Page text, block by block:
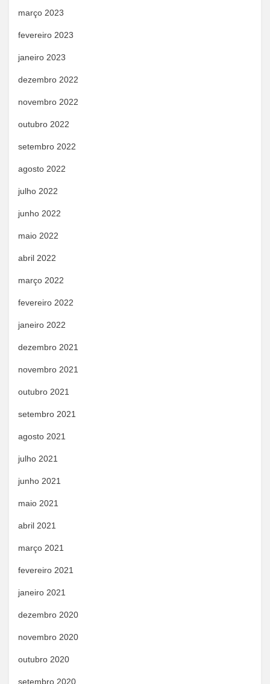
março 2023
fevereiro 2023
janeiro 2023
dezembro 2022
novembro 2022
outubro 2022
setembro 2022
agosto 2022
julho 2022
junho 2022
maio 2022
abril 2022
março 2022
fevereiro 2022
janeiro 2022
dezembro 2021
novembro 2021
outubro 2021
setembro 2021
agosto 2021
julho 2021
junho 2021
maio 2021
abril 2021
março 2021
fevereiro 2021
janeiro 2021
dezembro 2020
novembro 2020
outubro 2020
setembro 2020